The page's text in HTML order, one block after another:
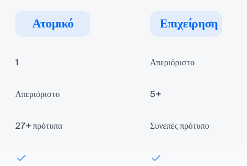
Ατομικό Επιχείρηση
1 Απεριόριστο
Απεριόριστο 5+
27+πρότυπα Συνεπές πρότυπο